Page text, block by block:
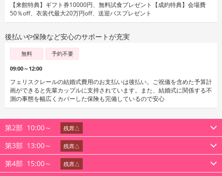
【来館特典】ギフト券10000円、無料試食プレゼント【成約特典】会場費
50％off、衣装代最大20万円off、送迎バスプレゼント
後払いや保険など安心のサポートが充実
無料
予約不要
09:00～12:00
フェリスクレールの結婚式費用のお支払いは後払い。ご祝儀を含めた予算計
画ができると先輩カップルに支持されています。また、結婚式に関係する不
測の事態を幅広くカバーした保険も完備しているので安心
第2部 10:00～ 残席△
第3部 13:00～ 残席△
第4部 15:00～ 残席△